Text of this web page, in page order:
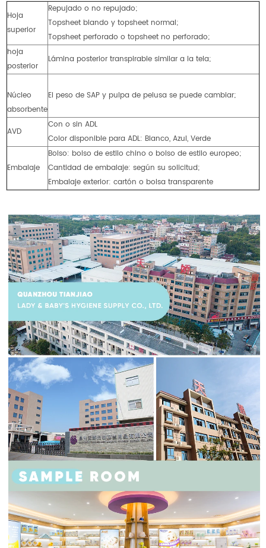
Hoja
superior
Repujado o no repujado;
Topsheet blando y topsheet normal;
Topsheet perforado o topsheet no perforado;
hoja
posterior
Lámina posterior transpirable similar a la tela;
Núcleo
absorbente
El peso de SAP y pulpa de pelusa se puede cambiar;
AVD
Con o sin ADL
Color disponible para ADL: Blanco, Azul, Verde
Embalaje
Bolso: bolso de estilo chino o bolso de estilo europeo;
Cantidad de embalaje: según su solicitud;
Embalaje exterior: cartón o bolsa transparente